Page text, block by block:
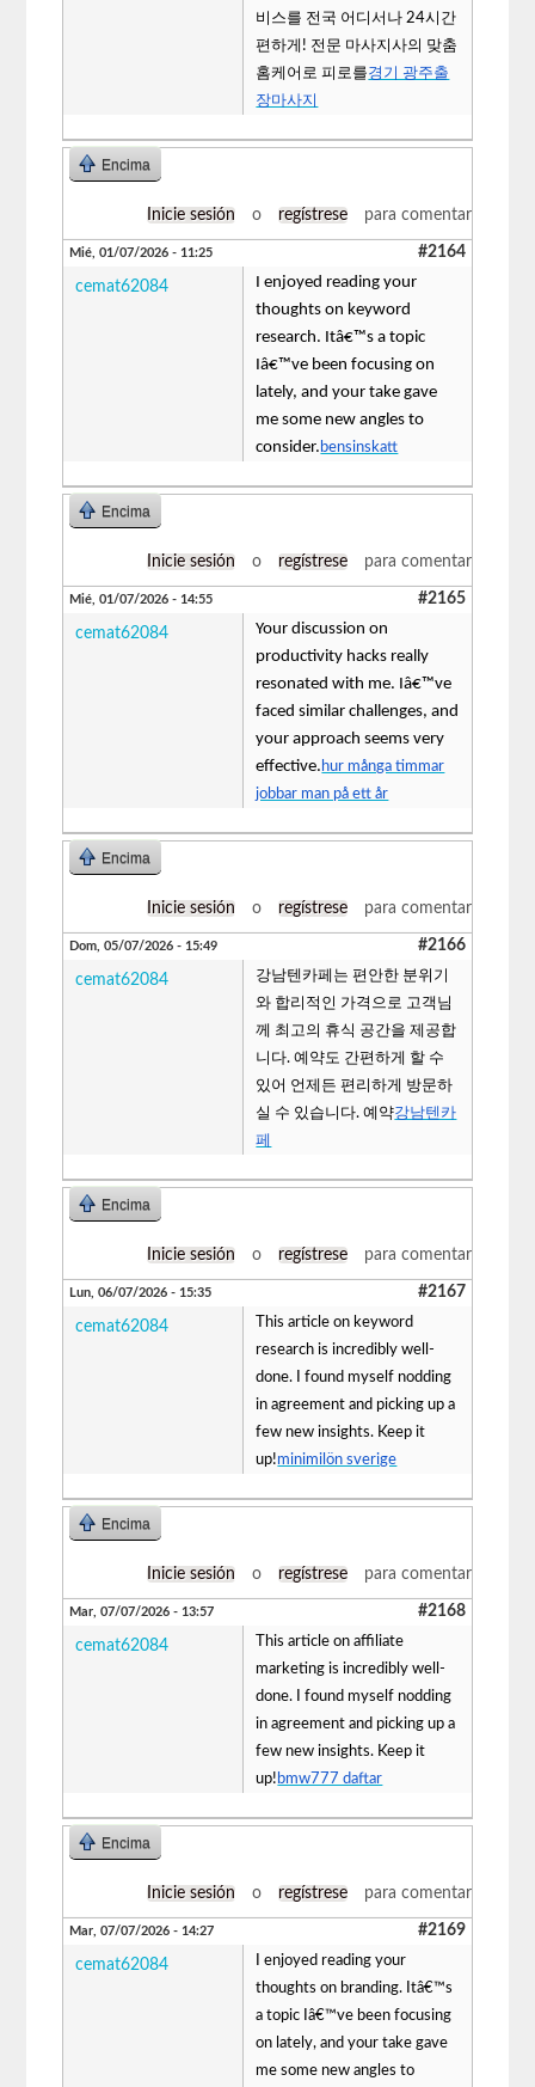
비스를 전국 어디서나 24시간
편하게! 전문 마사지사의 맞춤
홈케어로 피로를경기 광주출
장마사지
Encima
Inicie sesión o regístrese para comentar
Mié, 01/07/2026 - 11:25 #2164
cemat62084
I enjoyed reading your
thoughts on keyword
research. Itâ€™s a topic
Iâ€™ve been focusing on
lately, and your take gave
me some new angles to
consider. bensinskatt
Encima
Inicie sesión o regístrese para comentar
Mié, 01/07/2026 - 14:55 #2165
cemat62084
Your discussion on
productivity hacks really
resonated with me. Iâ€™ve
faced similar challenges, and
your approach seems very
effective. hur många timmar
jobbar man på ett år
Encima
Inicie sesión o regístrese para comentar
Dom, 05/07/2026 - 15:49 #2166
cemat62084
강남텐카페는 편안한 분위기
와 합리적인 가격으로 고객님
께 최고의 휴식 공간을 제공합
니다. 예약도 간편하게 할 수
있어 언제든 편리하게 방문하
실 수 있습니다. 예약강남텐카
페
Encima
Inicie sesión o regístrese para comentar
Lun, 06/07/2026 - 15:35 #2167
cemat62084
This article on keyword
research is incredibly well-
done. I found myself nodding
in agreement and picking up a
few new insights. Keep it
up!minimilön sverige
Encima
Inicie sesión o regístrese para comentar
Mar, 07/07/2026 - 13:57 #2168
cemat62084
This article on affiliate
marketing is incredibly well-
done. I found myself nodding
in agreement and picking up a
few new insights. Keep it
up! bmw777 daftar
Encima
Inicie sesión o regístrese para comentar
Mar, 07/07/2026 - 14:27 #2169
cemat62084
I enjoyed reading your
thoughts on branding. Itâ€™s
a topic Iâ€™ve been focusing
on lately, and your take gave
me some new angles to